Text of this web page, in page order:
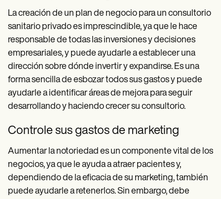
La creación de un plan de negocio para un consultorio
sanitario privado es imprescindible, ya que le hace
responsable de todas las inversiones y decisiones
empresariales, y puede ayudarle a establecer una
dirección sobre dónde invertir y expandirse. Es una
forma sencilla de esbozar todos sus gastos y puede
ayudarle a identificar áreas de mejora para seguir
desarrollando y haciendo crecer su consultorio.
Controle sus gastos de marketing
Aumentar la notoriedad es un componente vital de los
negocios, ya que le ayuda a atraer pacientes y,
dependiendo de la eficacia de su marketing, también
puede ayudarle a retenerlos. Sin embargo, debe